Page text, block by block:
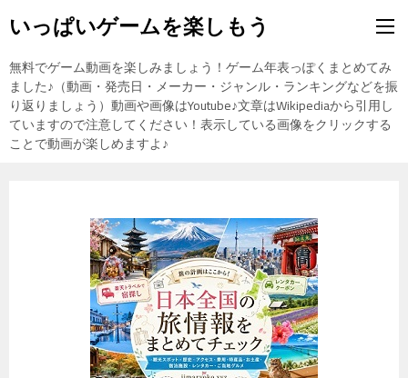
いっぱいゲームを楽しもう
無料でゲーム動画を楽しみましょう！ゲーム年表っぽくまとめてみ
ました♪（動画・発売日・メーカー・ジャンル・ランキングなどを振
り返りましょう）動画や画像はYoutube♪文章はWikipediaから引用し
ていますので注意してください！表示している画像をクリックする
ことで動画が楽しめますよ♪